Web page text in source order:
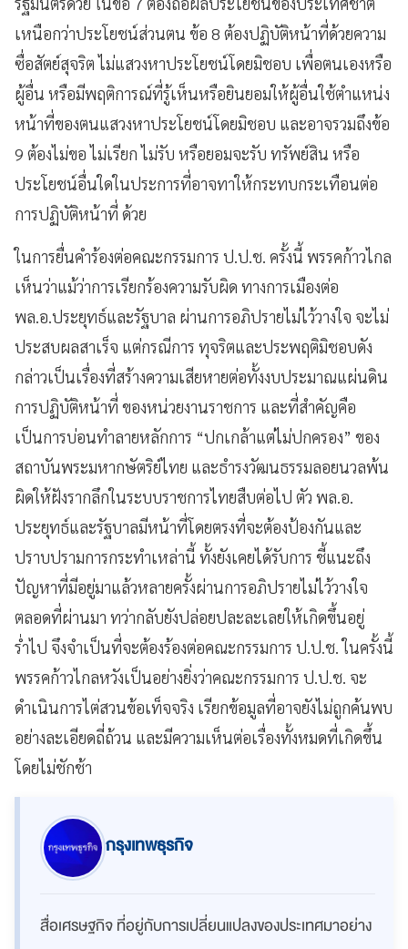
เหนือกว่าประโยชน์ส่วนตน ข้อ 8 ต้องปฏิบัติหน้าที่ด้วยความ
ซื่อสัตย์สุจริต ไม่แสวงหาประโยชน์โดยมิชอบ เพื่อตนเองหรือ
ผู้อื่น หรือมีพฤติการณ์ที่รู้เห็นหรือยินยอมให้ผู้อื่นใช้ตำแหน่ง
หน้าที่ของตนแสวงหาประโยชน์โดยมิชอบ และอาจรวมถึงข้อ
9 ต้องไม่ขอ ไม่เรียก ไม่รับ หรือยอมจะรับ ทรัพย์สิน หรือ
ประโยชน์อื่นใดในประการที่อาจทาให้กระทบกระเทือนต่อ
การปฏิบัติหน้าที่ ด้วย
ในการยื่นคำร้องต่อคณะกรรมการ ป.ป.ช. ครั้งนี้ พรรคก้าวไกล
เห็นว่าแม้ว่าการเรียกร้องความรับผิด ทางการเมืองต่อ
พล.อ.ประยุทธ์และรัฐบาล ผ่านการอภิปรายไม่ไว้วางใจ จะไม่
ประสบผลสาเร็จ แต่กรณีการ ทุจริตและประพฤติมิชอบดัง
กล่าวเป็นเรื่องที่สร้างความเสียหายต่อทั้งงบประมาณแผ่นดิน
การปฏิบัติหน้าที่ ของหน่วยงานราชการ และที่สำคัญคือ
เป็นการบ่อนทำลายหลักการ “ปกเกล้าแต่ไม่ปกครอง” ของ
สถาบันพระมหากษัตริย์ไทย และธำรงวัฒนธรรมลอยนวลพ้น
ผิดให้ฝังรากลึกในระบบราชการไทยสืบต่อไป ตัว พล.อ.
ประยุทธ์และรัฐบาลมีหน้าที่โดยตรงที่จะต้องป้องกันและ
ปราบปรามการกระทำเหล่านี้ ทั้งยังเคยได้รับการ ชี้แนะถึง
ปัญหาที่มีอยู่มาแล้วหลายครั้งผ่านการอภิปรายไม่ไว้วางใจ
ตลอดที่ผ่านมา ทว่ากลับยังปล่อยปละละเลยให้เกิดขึ้นอยู่
ร่ำไป จึงจำเป็นที่จะต้องร้องต่อคณะกรรมการ ป.ป.ช. ในครั้งนี้
พรรคก้าวไกลหวังเป็นอย่างยิ่งว่าคณะกรรมการ ป.ป.ช. จะ
ดำเนินการไต่สวนข้อเท็จจริง เรียกข้อมูลที่อาจยังไม่ถูกค้นพบ
อย่างละเอียดถี่ถ้วน และมีความเห็นต่อเรื่องทั้งหมดที่เกิดขึ้น
โดยไม่ชักช้า
กรุงเทพธุรกิจ
สื่อเศรษฐกิจ ที่อยู่กับการเปลี่ยนแปลงของประเทศมาอย่าง